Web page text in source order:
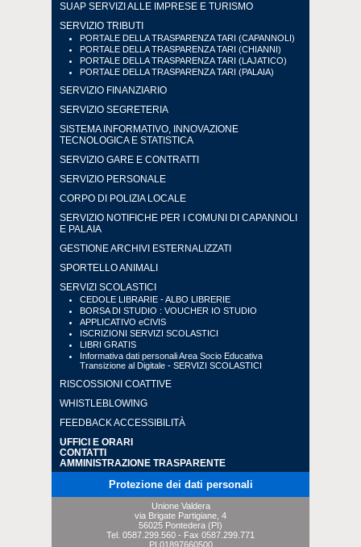
SUAP SERVIZI ALLE IMPRESE E TURISMO
SERVIZIO TRIBUTI
PORTALE DELLA TRASPARENZA TARI (CAPANNOLI)
PORTALE DELLA TRASPARENZA TARI (CHIANNI)
PORTALE DELLA TRASPARENZA TARI (LAJATICO)
PORTALE DELLA TRASPARENZA TARI (PALAIA)
SERVIZIO FINANZIARIO
SERVIZIO SEGRETERIA
SISTEMA INFORMATIVO, INNOVAZIONE
TECNOLOGICA E STATISTICA
SERVIZIO GARE E CONTRATTI
SERVIZIO PERSONALE
CORPO DI POLIZIA LOCALE
SERVIZIO NOTIFICHE PER I COMUNI DI CAPANNOLI
E PALAIA
GESTIONE ARCHIVI ESTERNALIZZATI
SPORTELLO ANIMALI
SERVIZI SCOLASTICI
CEDOLE LIBRARIE - ALBO LIBRERIE
BORSA DI STUDIO : VOUCHER IO STUDIO
APPLICATIVO eCIVIS
ISCRIZIONI SERVIZI SCOLASTICI
LIBRI GRATIS
Informativa dati personali Area Socio Educativa
Transizione al Digitale - SERVIZI SCOLASTICI
RISCOSSIONI COATTIVE
WHISTLEBLOWING
FEEDBACK ACCESSIBILITÀ
UFFICI E ORARI
CONTATTI
AMMINISTRAZIONE TRASPARENTE
Protezione dei dati personali
Unione Valdera
via Brigate Partigiane, 4
56025 Pontedera (PI)
Tel. 0587.299.560 - Fax 0587.299.771
PI 01897660500